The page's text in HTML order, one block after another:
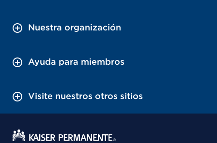
Nuestra organización
Ayuda para miembros
Visite nuestros otros sitios